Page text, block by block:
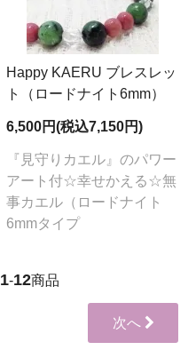
Happy KAERU ブレスレッ
ト（ロードナイト6mm）
6,500円(税込7,150円)
『見守りカエル』のパワー
アート付☆幸せかえる☆無
事カエル（ロードナイト
6mmタイプ
1-12商品
次へ